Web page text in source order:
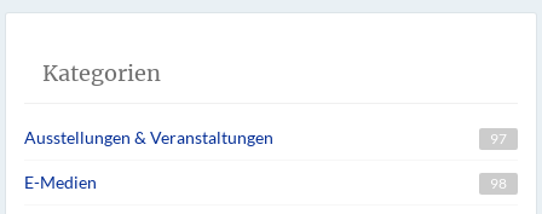
Kategorien
Ausstellungen & Veranstaltungen 97
E-Medien 98